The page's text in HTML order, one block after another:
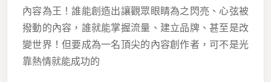
內容為王！誰能創造出讓觀眾眼睛為之閃亮、心弦被
撥動的內容，誰就能掌握流量、建立品牌、甚至是改
變世界！但要成為一名頂尖的內容創作者，可不是光
靠熱情就能成功的